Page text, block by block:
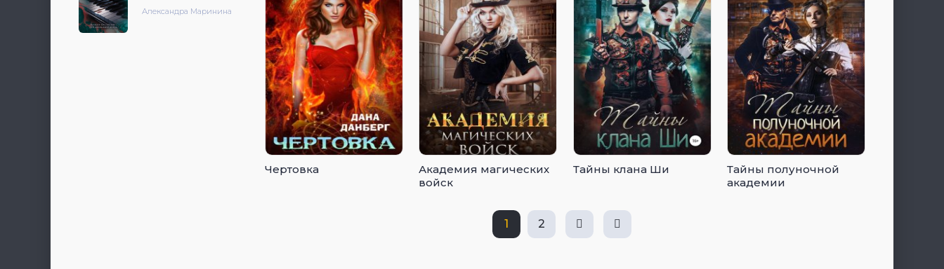
Александра Маринина
Чертовка
Академия магических
войск
Тайны клана Ши
Тайны полуночной
академии
1 2